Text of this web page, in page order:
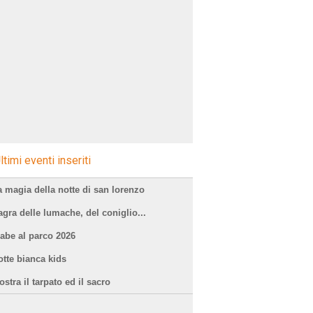
eventi inseriti
magia della notte di san lorenzo
delle lumache, del coniglio...
al parco 2026
bianca kids
il tarpato ed il sacro